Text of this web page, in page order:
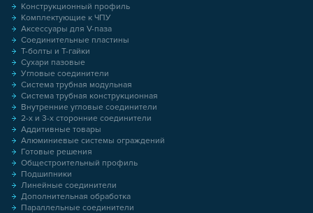
Конструкционный профиль
Комплектующие к ЧПУ
Аксессуары для V-паза
Соединительные пластины
Т-болты и Т-гайки
Сухари пазовые
Угловые соединители
Система трубная модульная
Система трубная конструкционная
Внутренние угловые соединители
2-х и 3-х сторонние соединители
Аддитивные товары
Алюминиевые системы ограждений
Готовые решения
Общестроительный профиль
Подшипники
Линейные соединители
Дополнительная обработка
Параллельные соединители